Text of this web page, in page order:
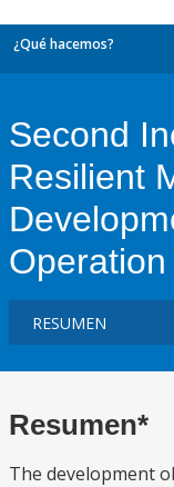
¿Qué hacemos?
Second
Resilient
Operation
Resumen*
The development